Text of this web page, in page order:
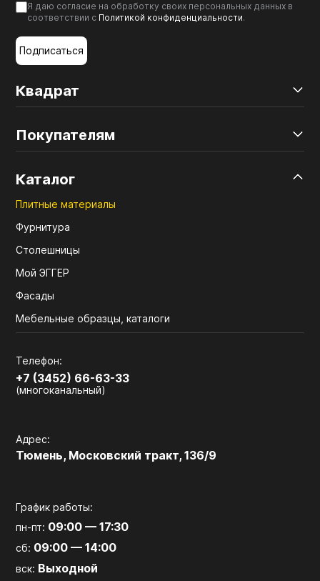
Квадрат
Покупателям
Каталог
Плитные материалы
Фурнитура
Столешницы
Мой ЭГГЕР
Фасады
Мебельные образцы, каталоги
Телефон:
+7 (3452) 66-63-33
(многоканальный)
Адрес:
Тюмень, Московский тракт, 136/9
График работы:
пн-пт: 09:00 — 17:30
сб: 09:00 — 14:00
вск: Выходной
Я даю согласие на обработку своих персональных данных в
соответствии с Политикой конфиденциальности.
Подписаться